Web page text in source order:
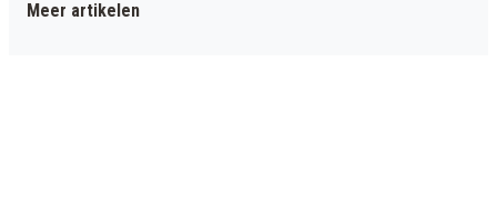
Meer artikelen